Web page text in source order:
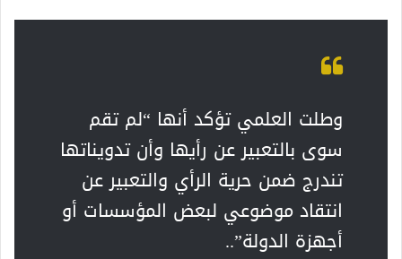
وطلت العلمي تؤكد أنها “لم تقم
سوى بالتعبير عن رأيها وأن تدويناتها
تندرج ضمن حرية الرأي والتعبير عن
انتقاد موضوعي لبعض المؤسسات أو
أجهزة الدولة”..